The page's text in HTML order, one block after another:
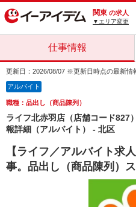
関東 の求人
▼エリア変更
仕事情報
更新日：2026/08/07 ※更新日時点の最新情
アルバイト
職種：品出し（商品陳列）
ライフ北赤羽店（店舗コード827
報詳細（アルバイト） - 北区
【ライフ／アルバイト求
事。品出し（商品陳列）